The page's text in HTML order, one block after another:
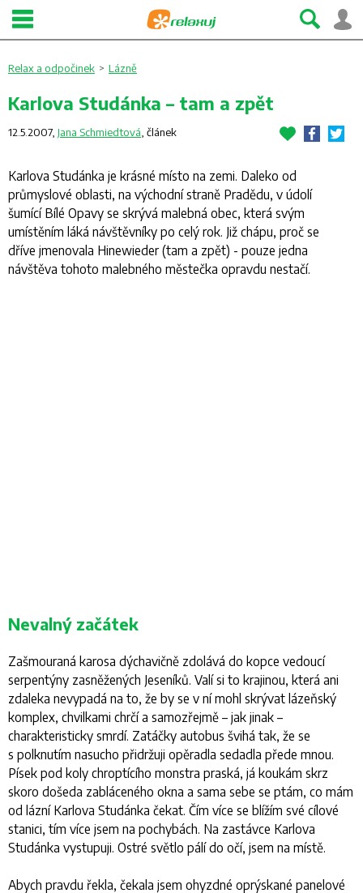
Relax a odpočinek > Lázně
Karlova Studánka – tam a zpět
12.5.2007, Jana Schmiedtová článek
Karlova Studánka je krásné místo na zemi. Daleko od
průmyslové oblasti, na východní straně Pradědu, v údolí
šumící Bílé Opavy se skrývá malebná obec, která svým
umístěním láká návštěvníky po celý rok. Již chápu, proč se
dříve jmenovala Hinewieder (tam a zpět) - pouze jedna
návštěva tohoto malebného městečka opravdu nestačí.
Nevalný začátek
Zašmouraná karosa dýchavičně zdolává do kopce vedoucí
serpentýny zasněžených Jeseníků. Valí si to krajinou, která ani
zdaleka nevypadá na to, že by se v ní mohl skrývat lázeňský
komplex, chvilkami chrčí a samozřejmě – jak jinak –
charakteristicky smrdí. Zatáčky autobus švihá tak, že se
s polknutím nasucho přidržuji opěradla sedadla přede mnou.
Písek pod koly chroptícího monstra praská, já koukám skrz
skoro došeda zabláceného okna a sama sebe se ptám, co mám
od lázní Karlova Studánka čekat. Čím více se blížím své cílové
stanici, tím více jsem na pochybách. Na zastávce Karlova
Studánka vystupuji. Ostré světlo pálí do očí, jsem na místě.
Abych pravdu řekla, čekala jsem ohyzdné oprýskané panelové